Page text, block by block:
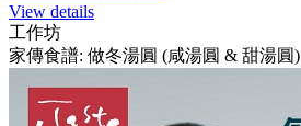
View details
工作坊
家傳食譜: 做冬湯圓 (咸湯圓 & 甜湯圓)